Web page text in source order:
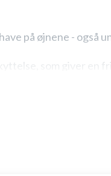
på øjnene -
som giver en
af anti-refleksion